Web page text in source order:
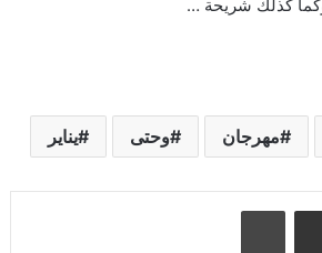
مهرجان وحتى يناير